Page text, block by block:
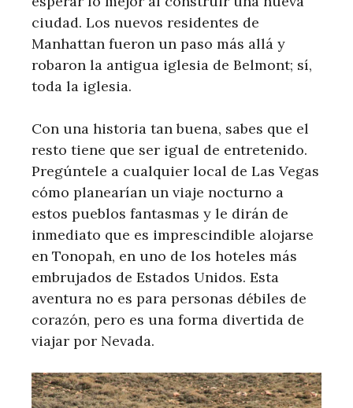
ciudad. Los nuevos residentes de
Manhattan fueron un paso más allá y
robaron la antigua iglesia de Belmont; sí,
toda la iglesia.
Con una historia tan buena, sabes que el
resto tiene que ser igual de entretenido.
Pregúntele a cualquier local de Las Vegas
cómo planearían un viaje nocturno a
estos pueblos fantasmas y le dirán de
inmediato que es imprescindible alojarse
en Tonopah, en uno de los hoteles más
embrujados de Estados Unidos. Esta
aventura no es para personas débiles de
corazón, pero es una forma divertida de
viajar por Nevada.